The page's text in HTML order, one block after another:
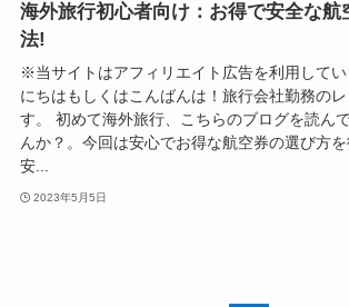
海外旅行初心者向け：お得で安全な航
法!
※当サイトはアフィリエイト広告を利用して
にちはもしくはこんばんは！旅行会社勤務の
す。 初めて海外旅行、こちらのブログを読ん
んか？。今回は安心でお得な航空券の選び方を
安...
2023年5月5日